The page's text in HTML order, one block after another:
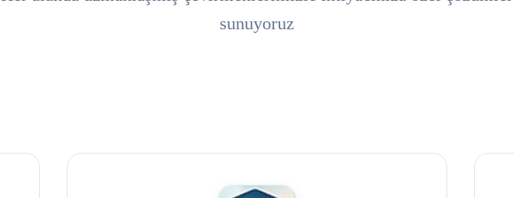
sunuyoruz